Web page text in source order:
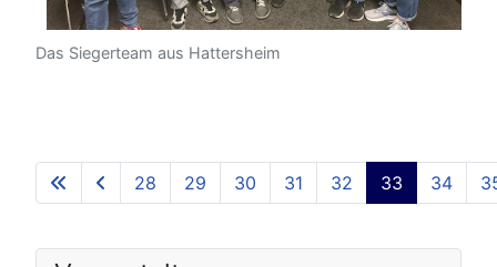
Das Siegerteam aus Hattersheim
Seite 33 von 48
28 29 30 31 32 33 34